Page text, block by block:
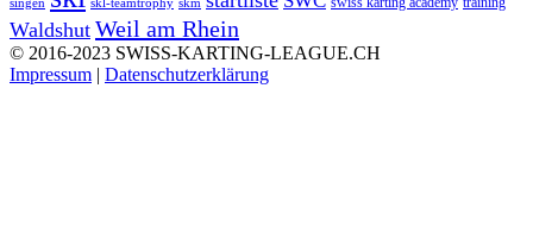
Waldshut Weil am Rhein
© 2016-2023 SWISS-KARTING-LEAGUE.CH
Impressum | Datenschutzerklärung